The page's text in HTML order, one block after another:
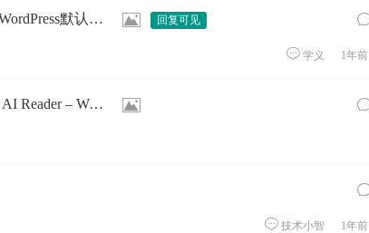
务，减少外部资源调用
学义 1年前
AI导读插件
技术小智 1年前